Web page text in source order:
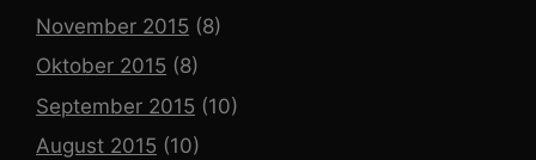
November 2015 (8)
Oktober 2015 (8)
September 2015 (10)
August 2015 (10)